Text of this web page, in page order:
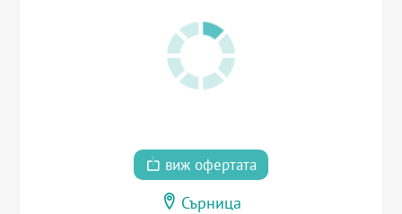
виж офертата
Сърница